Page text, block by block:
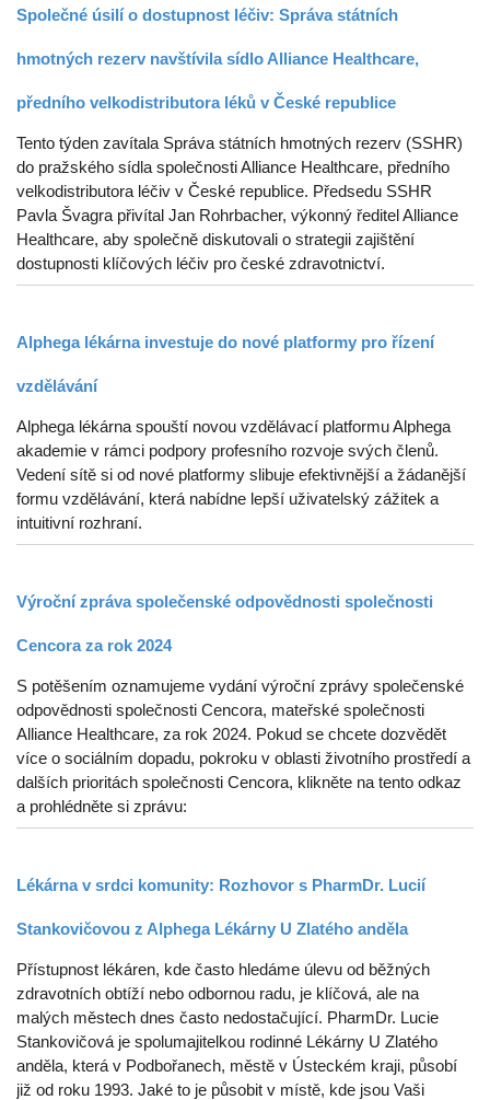
Společné úsilí o dostupnost léčiv: Správa státních
hmotných rezerv navštívila sídlo Alliance Healthcare,
předního velkodistributora léků v České republice
Tento týden zavítala Správa státních hmotných rezerv (SSHR)
do pražského sídla společnosti Alliance Healthcare, předního
velkodistributora léčiv v České republice. Předsedu SSHR
Pavla Švagra přivítal Jan Rohrbacher, výkonný ředitel Alliance
Healthcare, aby společně diskutovali o strategii zajištění
dostupnosti klíčových léčiv pro české zdravotnictví.
Alphega lékárna investuje do nové platformy pro řízení
vzdělávání
Alphega lékárna spouští novou vzdělávací platformu Alphega
akademie v rámci podpory profesního rozvoje svých členů.
Vedení sítě si od nové platformy slibuje efektivnější a žádanější
formu vzdělávání, která nabídne lepší uživatelský zážitek a
intuitivní rozhraní.
Výroční zpráva společenské odpovědnosti společnosti
Cencora za rok 2024
S potěšením oznamujeme vydání výroční zprávy společenské
odpovědnosti společnosti Cencora, mateřské společnosti
Alliance Healthcare, za rok 2024. Pokud se chcete dozvědět
více o sociálním dopadu, pokroku v oblasti životního prostředí a
dalších prioritách společnosti Cencora, klikněte na tento odkaz
a prohlédněte si zprávu:
Lékárna v srdci komunity: Rozhovor s PharmDr. Lucií
Stankovičovou z Alphega Lékárny U Zlatého anděla
Přístupnost lékáren, kde často hledáme úlevu od běžných
zdravotních obtíží nebo odbornou radu, je klíčová, ale na
malých městech dnes často nedostačující. PharmDr. Lucie
Stankovičová je spolumajitelkou rodinné Lékárny U Zlatého
anděla, která v Podbořanech, městě v Ústeckém kraji, působí
již od roku 1993. Jaké to je působit v místě, kde jsou Vaši